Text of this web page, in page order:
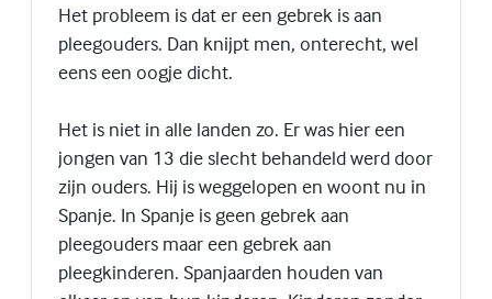
Het probleem is dat er een gebrek is aan
pleegouders. Dan knijpt men, onterecht, wel
eens een oogje dicht.
Het is niet in alle landen zo. Er was hier een
jongen van 13 die slecht behandeld werd door
zijn ouders. Hij is weggelopen en woont nu in
Spanje. In Spanje is geen gebrek aan
pleegouders maar een gebrek aan
pleegkinderen. Spanjaarden houden van